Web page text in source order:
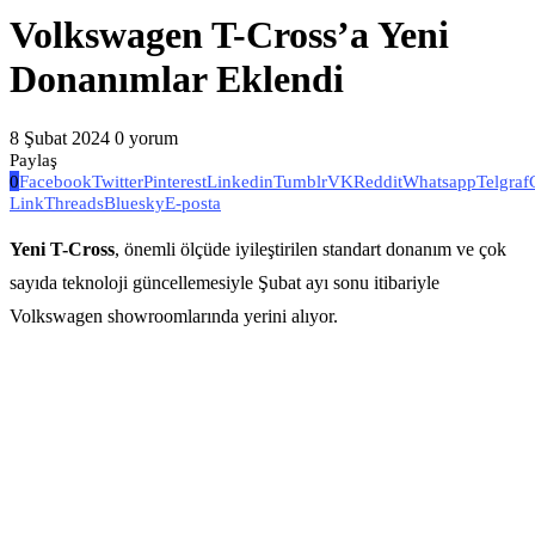
Volkswagen T-Cross’a Yeni
Donanımlar Eklendi
8 Şubat 2024 0 yorum
Paylaş
0FacebookTwitterPinterestLinkedinTumblrVKRedditWhatsappTelgraf
LinkThreadsBlueskyE-posta
Yeni T-Cross, önemli ölçüde iyileştirilen standart donanım ve çok
sayıda teknoloji güncellemesiyle Şubat ayı sonu itibariyle
Volkswagen showroomlarında yerini alıyor.